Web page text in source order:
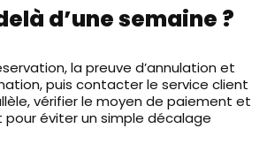
d’une semaine ?
la preuve d’annulation et
puis contacter le service client
vérifier le moyen de paiement et
pour éviter un simple décalage